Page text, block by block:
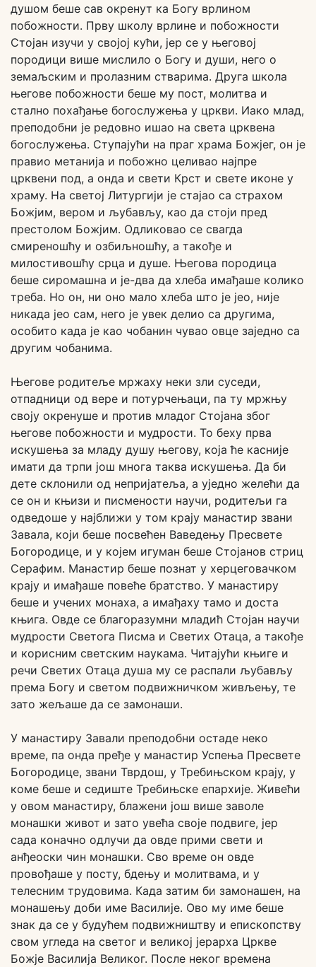
душом беше сав окренут ка Богу врлином
побожности. Прву школу врлине и побожности
Стојан изучи у својој кући, јер се у његовој
породици више мислило о Богу и души, него о
земаљским и пролазним стварима. Друга школа
његове побожности беше му пост, молитва и
стално похађање богослужења у цркви. Иако млад,
преподобни је редовно ишао на света црквена
богослужења. Ступајући на праг храма Божјег, он је
правио метанија и побожно целивао најпре
црквени под, а онда и свети Крст и свете иконе у
храму. На светој Литургији је стајао са страхом
Божјим, вером и љубављу, као да стоји пред
престолом Божјим. Одликовао се свагда
смиреношћу и озбиљношћу, а такође и
милостивошћу срца и душе. Његова породица
беше сиромашна и је-два да хлеба имађаше колико
треба. Но он, ни оно мало хлеба што је јео, није
никада јео сам, него је увек делио са другима,
особито када је као чобанин чувао овце заједно са
другим чобанима.
Његове родитеље мржаху неки зли суседи,
отпадници од вере и потурчењаци, па ту мржњу
своју окренуше и против младог Стојана због
његове побожности и мудрости. То беху прва
искушења за младу душу његову, која ће касније
имати да трпи још многа таква искушења. Да би
дете склонили од непријатеља, а уједно желећи да
се он и књизи и писмености научи, родитељи га
одведоше у најближи у том крају манастир звани
Завала, који беше посвећен Ваведењу Пресвете
Богородице, и у којем игуман беше Стојанов стриц
Серафим. Манастир беше познат у херцеговачком
крају и имађаше повеће братство. У манастиру
беше и учених монаха, а имађаху тамо и доста
књига. Овде се благоразумни младић Стојан научи
мудрости Светога Писма и Светих Отаца, а такође
и корисним светским наукама. Читајући књиге и
речи Светих Отаца душа му се распали љубављу
према Богу и светом подвижничком живљењу, те
зато жељаше да се замонаши.
У манастиру Завали преподобни остаде неко
време, па онда пређе у манастир Успења Пресвете
Богородице, звани Тврдош, у Требињском крају, у
коме беше и седиште Требињске епархије. Живећи
у овом манастиру, блажени још више заволе
монашки живот и зато увећа своје подвиге, јер
сада коначно одлучи да овде прими свети и
анђеоски чин монашки. Сво време он овде
провођаше у посту, бдењу и молитвама, и у
телесним трудовима. Када затим би замонашен, на
монашењу доби име Василије. Ово му име беше
знак да се у будућем подвижништву и епископству
свом угледа на светог и великој јерарха Цркве
Божје Василија Великог. После неког времена